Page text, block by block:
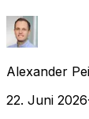
Alexander
22. Juni 2026·